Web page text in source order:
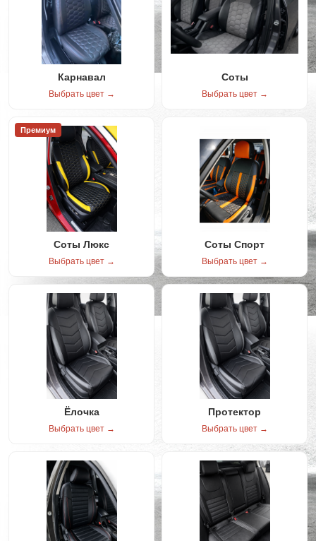
Карнавал
Выбрать цвет →
Соты
Выбрать цвет →
Премиум
Соты Люкс
Выбрать цвет →
Соты Спорт
Выбрать цвет →
Ёлочка
Выбрать цвет →
Протектор
Выбрать цвет →